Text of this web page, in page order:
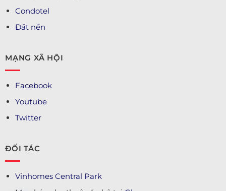
Condotel
Đất nền
MẠNG XÃ HỘI
Facebook
Youtube
Twitter
ĐỐI TÁC
Vinhomes Central Park